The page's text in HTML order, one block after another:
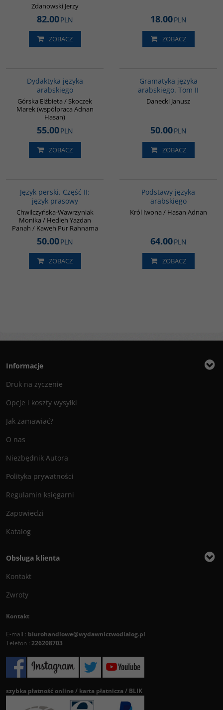
Zdanowski Jerzy
82.00PLN
ZOBACZ
18.00PLN
ZOBACZ
Dydaktyka języka
arabskiego
Górska Elżbieta / Skoczek
Marek (współpraca Adnan
Hasan)
55.00PLN
ZOBACZ
Gramatyka języka
arabskiego. Tom II
Danecki Janusz
50.00PLN
ZOBACZ
Język perski. Część II:
język prasowy
Chwilczyńska-Wawrzyniak
Monika / Hedieh Yazdan
Panah / Kaweh Pur Rahnama
50.00PLN
ZOBACZ
Podstawy języka
arabskiego
Król Iwona / Hasan Adnan
64.00PLN
ZOBACZ
Informacje
Druk na życzenie
Opcje i koszty wysyłki
Jak zamawiać?
O nas
Niezbędnik Autora
Polityka prywatności
Regulamin księgarni
Zapowiedzi
Katalog
Obsługa klienta
Kontakt
Zwroty
Kontakt
E-mail : biurohandlowe@wydawnictwodialog.pl
Telefon : 226208703
szybka płatność online / karta płatnicza / BLIK